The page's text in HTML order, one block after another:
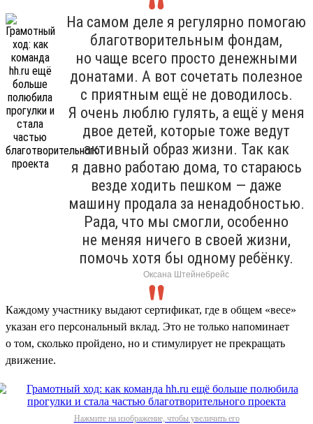
На самом деле я регулярно помогаю
благотворительным фондам,
но чаще всего просто денежными
донатами. А вот сочетать полезное
с приятным ещё не доводилось.
Я очень люблю гулять, а ещё у меня
двое детей, которые тоже ведут
активный образ жизни. Так как
я давно работаю дома, то стараюсь
везде ходить пешком — даже
машину продала за ненадобностью.
Рада, что мы смогли, особенно
не меняя ничего в своей жизни,
помочь хотя бы одному ребёнку.
Оксана Штейнебрейс
Каждому участнику выдают сертификат, где в общем «весе»
указан его персональный вклад. Это не только напоминает
о том, сколько пройдено, но и стимулирует не прекращать
движение.
Нажмите на изображение, чтобы увеличить его